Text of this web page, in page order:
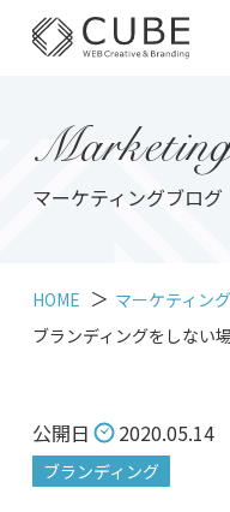
マーケティングブログ
HOME マーケティン
ブランディングをしない
公開日 2020.05.14
ブランディング